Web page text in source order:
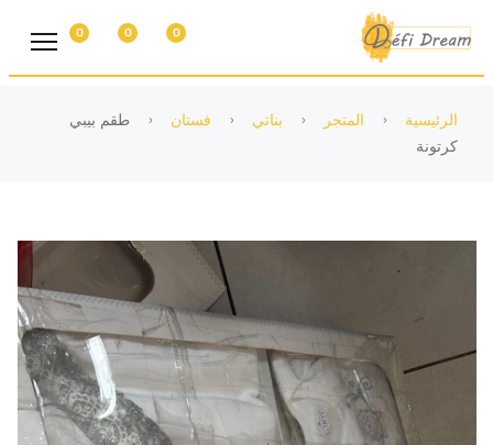
0
0
0
الرئيسية المتجر بناتي فستان
طقم بيبي
كرتونة